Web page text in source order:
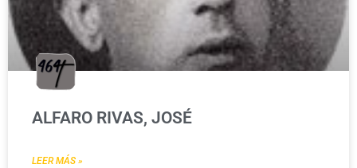
ALFARO RIVAS, JOSÉ
LEER MÁS »